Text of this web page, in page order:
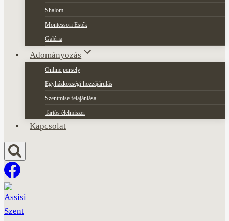
Shalom
Montessori Esték
Galéria
Adományozás
Online persely
Egyházközségi hozzájárulás
Szentmise felajánlása
Tartós élelmiszer
Kapcsolat